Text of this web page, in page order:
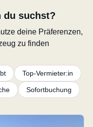
du suchst?
deine Präferenzen,
zu finden
Top-Vermieter:in
Sofortbuchung